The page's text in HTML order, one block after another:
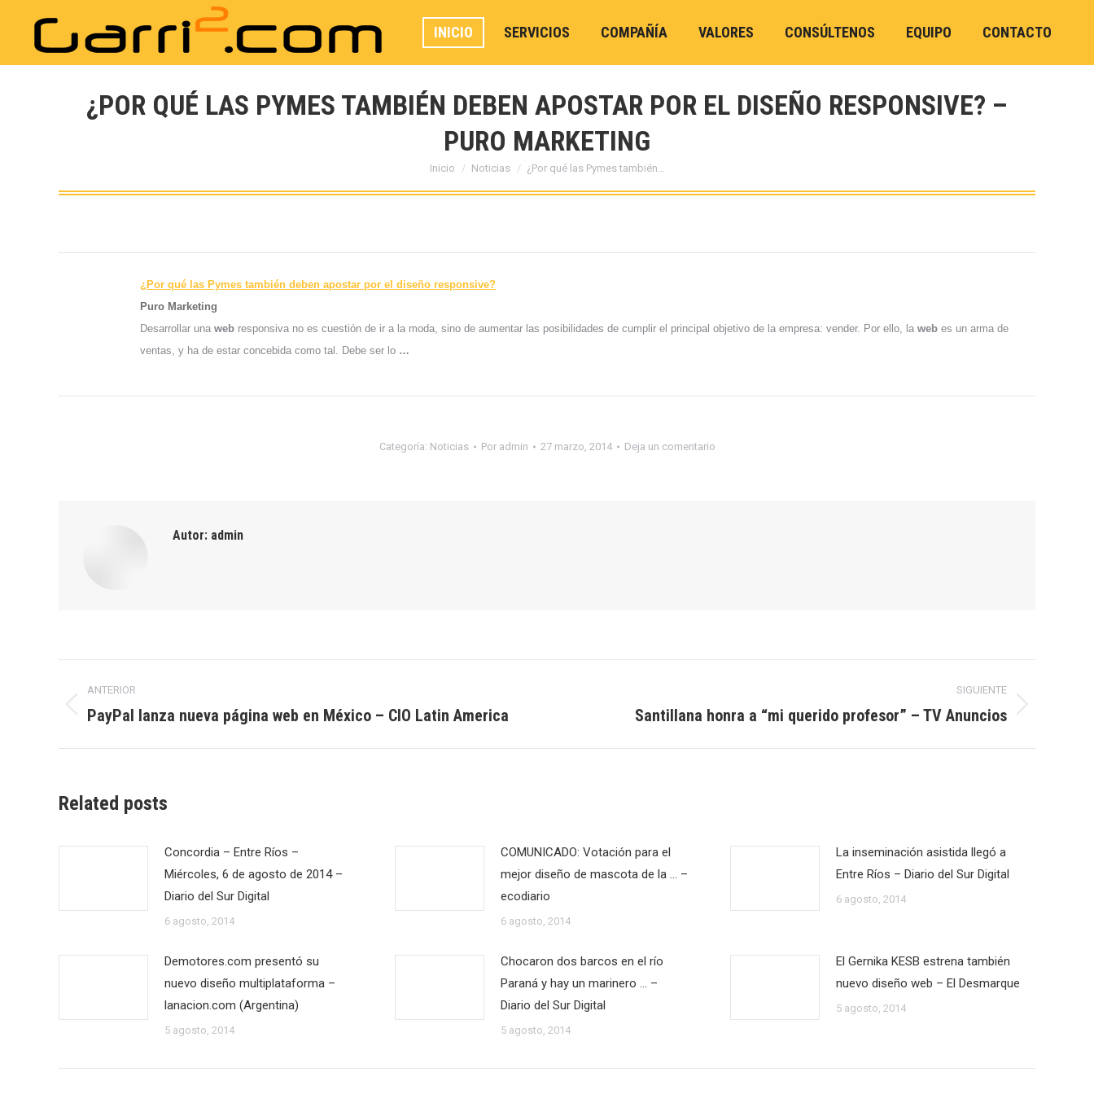
INICIO SERVICIOS COMPAÑÍA VALORES CONSÚLTENOS EQUIPO CONTACTO
¿POR QUÉ LAS PYMES TAMBIÉN DEBEN APOSTAR POR EL DISEÑO RESPONSIVE? –
PURO MARKETING
Estás aquí:
Inicio Noticias ¿Por qué las Pymes también…
¿Por qué las Pymes también deben apostar por el diseño responsive?
Puro Marketing
Desarrollar una web responsiva no es cuestión de ir a la moda, sino de aumentar las posibilidades de cumplir el principal objetivo de la empresa: vender. Por ello, la web es un arma de
ventas, y ha de estar concebida como tal. Debe ser lo …
Categoría: Noticias Por admin 27 marzo, 2014 Deja un comentario
Autor: admin
entre
publicaciones
ANTERIOR
Publicación
PayPal lanza nueva página web en México – CIO Latin America
SIGUIENTE
Santillana honra a “mi querido profesor” – TV Anuncios
Related posts
Concordia – Entre Ríos –
Miércoles, 6 de agosto de 2014 –
Diario del Sur Digital
6 agosto, 2014
COMUNICADO: Votación para el
mejor diseño de mascota de la … –
ecodiario
6 agosto, 2014
La inseminación asistida llegó a
Entre Ríos – Diario del Sur Digital
6 agosto, 2014
Demotores.com presentó su
nuevo diseño multiplataforma –
lanacion.com (Argentina)
5 agosto, 2014
Chocaron dos barcos en el río
Paraná y hay un marinero … –
Diario del Sur Digital
5 agosto, 2014
El Gernika KESB estrena también
nuevo diseño web – El Desmarque
5 agosto, 2014